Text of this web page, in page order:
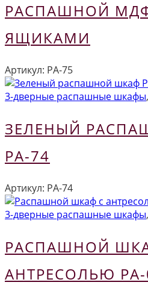
РАСПАШНОЙ
ЯЩИКАМИ
Артикул: РА-75
3-дверные распашные шкафы,
ЗЕЛЕНЫЙ
РА-74
Артикул: РА-74
3-дверные распашные шкафы,
РАСПАШНОЙ
АНТРЕСОЛЬЮ РА-